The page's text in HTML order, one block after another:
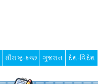
સૌરાષ્ટ્ર-કચ્છ ગુજરાત દેશ-વિદેશ